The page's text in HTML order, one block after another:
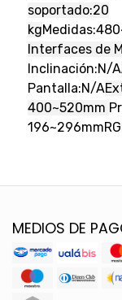
soportado:20
kg
Interfaces de
Inclinación:N/A
Pantalla:N/A
400~520mm
196~296mm
MEDIOS DE